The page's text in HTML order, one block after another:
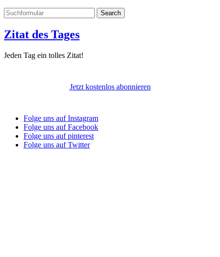
Search
Zitat des Tages
Jeden Tag ein tolles Zitat!
Jetzt kostenlos abonnieren
Folge uns auf Instagram
Folge uns auf Facebook
Folge uns auf pinterest
Folge uns auf Twitter